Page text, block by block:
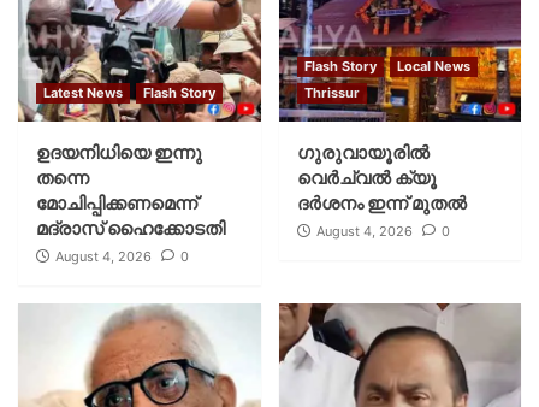
Latest News Flash Story
ഉദയനിധിയെ ഇന്നു
തന്നെ
മോചിപ്പിക്കണമെന്ന്
മദ്രാസ് ഹൈക്കോടതി
August 4, 2026 0
Flash Story
Local News
Thrissur
ഗുരുവായൂരില്‍
വെര്‍ച്വല്‍ ക്യൂ
ദര്‍ശനം ഇന്ന് മുതല്‍
August 4, 2026 0